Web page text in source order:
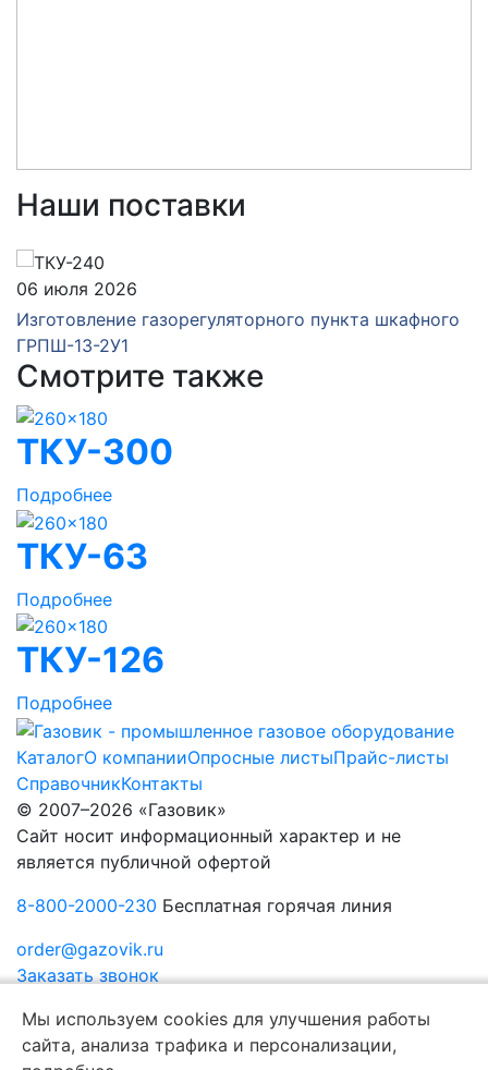
Наши поставки
06 июля 2026
Изготовление газорегуляторного пункта шкафного
ГРПШ-13-2У1
Смотрите также
ТКУ-300
Подробнее
ТКУ-63
Подробнее
ТКУ-126
Подробнее
КаталогО компанииОпросные листыПрайс-листы
СправочникКонтакты
© 2007–2026 «Газовик»
Сайт носит информационный характер и не
является публичной офертой
8-800-2000-230 Бесплатная горячая линия
order@gazovik.ru
Заказать звонок
Мы используем cookies для улучшения работы
сайта, анализа трафика и персонализации,